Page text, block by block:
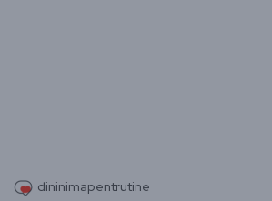
dininimapentrutine